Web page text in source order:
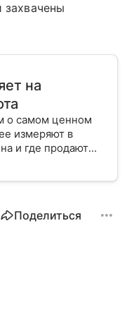
на
о самом ценном
измеряют в
и где продают
Поделиться